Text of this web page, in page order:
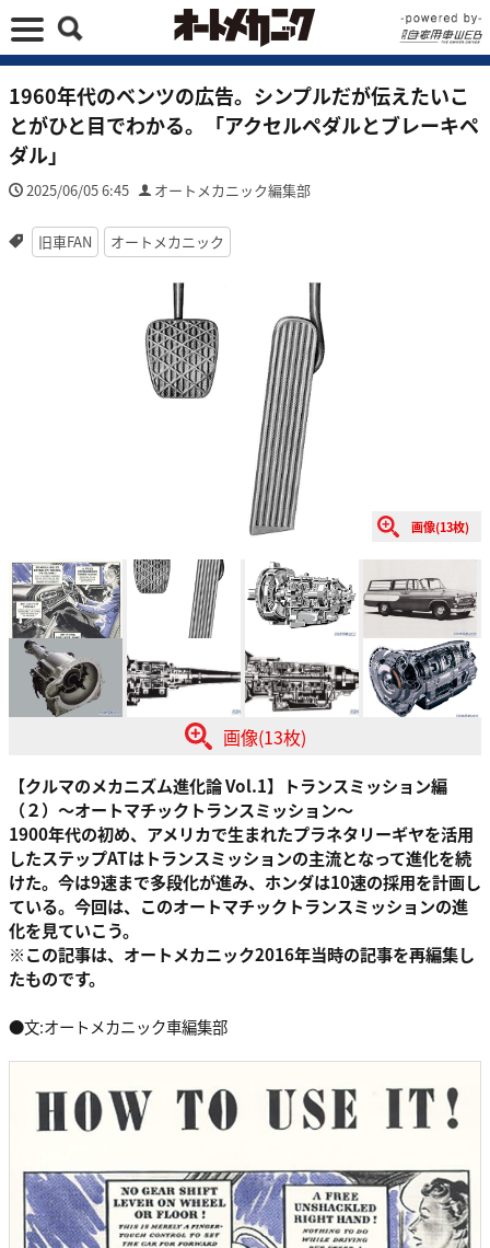
1960年代のベンツの広告。シンプルだが伝えたいこ
とがひと目でわかる。「アクセルペダルとブレーキペ
ダル」
2025/06/05 6:45 オートメカニック編集部
旧車FAN オートメカニック
画像(13枚)
画像(13枚)
【クルマのメカニズム進化論 Vol.1】トランスミッション編
（２）〜オートマチックトランスミッション〜
1900年代の初め、アメリカで生まれたプラネタリーギヤを活用
したステップATはトランスミッションの主流となって進化を続
けた。今は9速まで多段化が進み、ホンダは10速の採用を計画し
ている。今回は、このオートマチックトランスミッションの進
化を見ていこう。
※この記事は、オートメカニック2016年当時の記事を再編集し
たものです。
●文:オートメカニック車編集部